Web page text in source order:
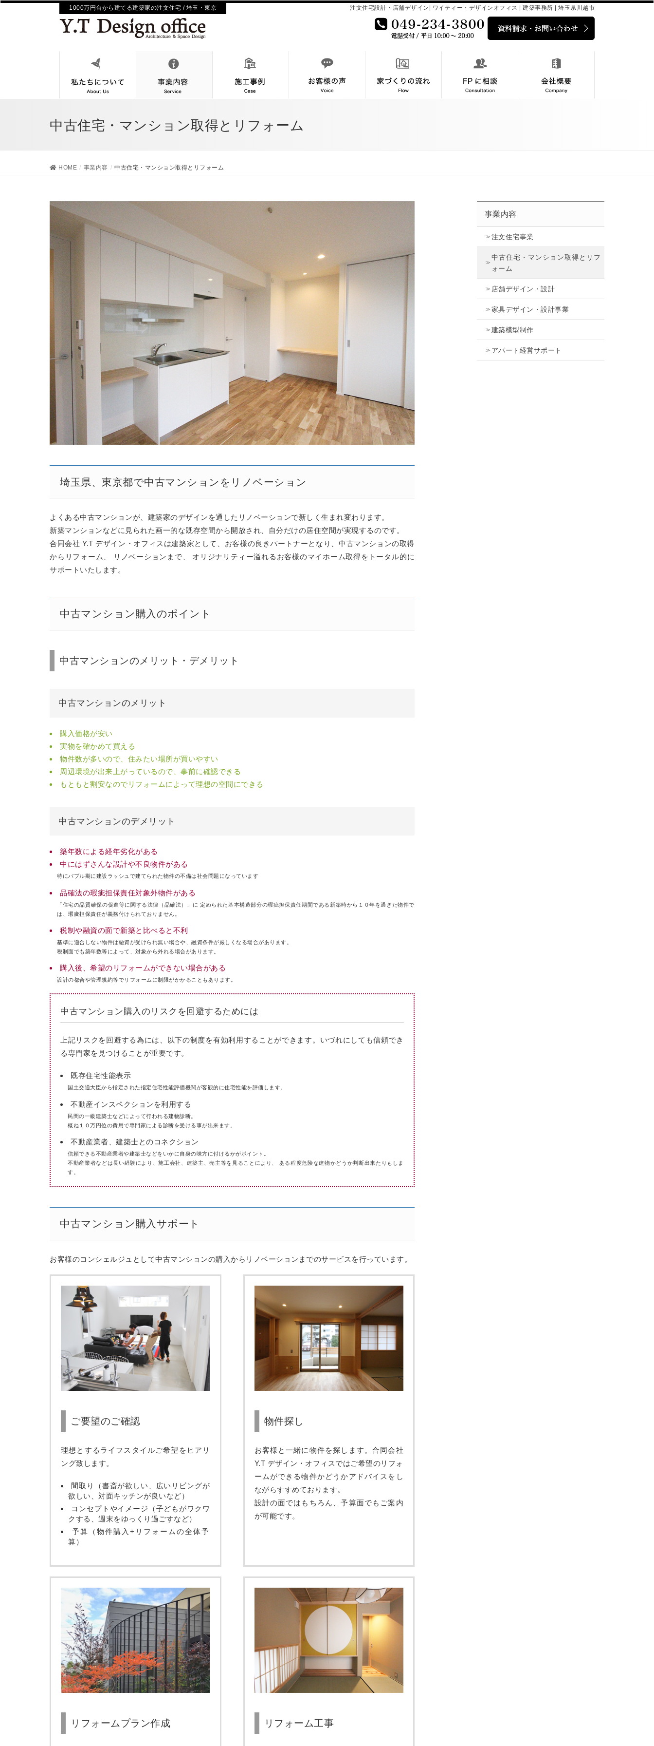
1000万円台から建てる建築家の注文住宅 / 埼玉・東京 注文住宅設計・店舗デザイン| ワイティー・デザインオフィス | 建築事務所 | 埼玉県川越市
中古住宅・マンション取得とリフォーム
HOME 事業内容 中古住宅・マンション取得とリフォーム
埼玉県、東京都で中古マンションをリノベーション
よくある中古マンションが、建築家のデザインを通したリノベーションで新しく生まれ変わります。
新築マンションなどに見られた画一的な既存空間から開放され、自分だけの居住空間が実現するのです。
合同会社 Y.T デザイン・オフィスは建築家として、お客様の良きパートナーとなり、中古マンションの取得
からリフォーム、 リノベーションまで、 オリジナリティー溢れるお客様のマイホーム取得をトータル的に
サポートいたします。
中古マンション購入のポイント
中古マンションのメリット・デメリット
中古マンションのメリット
購入価格が安い
実物を確かめて買える
物件数が多いので、住みたい場所が買いやすい
周辺環境が出来上がっているので、事前に確認できる
もともと割安なのでリフォームによって理想の空間にできる
中古マンションのデメリット
築年数による経年劣化がある
中にはずさんな設計や不良物件がある
特にバブル期に建設ラッシュで建てられた物件の不備は社会問題になっています
品確法の瑕疵担保責任対象外物件がある
「住宅の品質確保の促進等に関する法律（品確法）」に 定められた基本構造部分の瑕疵担保責任期間である新築時から１０年を過ぎた物件で
は、瑕疵担保責任が義務付けられておりません。
税制や融資の面で新築と比べると不利
基準に適合しない物件は融資が受けられ無い場合や、融資条件が厳しくなる場合があります。
税制面でも築年数等によって、対象から外れる場合があります。
購入後、希望のリフォームができない場合がある
設計の都合や管理規約等でリフォームに制限がかかることもあります。
中古マンション購入のリスクを回避するためには
上記リスクを回避する為には、以下の制度を有効利用することができます。いづれにしても信頼でき
る専門家を見つけることが重要です。
既存住宅性能表示
国土交通大臣から指定された指定住宅性能評価機関が客観的に住宅性能を評価します。
不動産インスペクションを利用する
民間の一級建築士などによって行われる建物診断。
概ね１０万円位の費用で専門家による診断を受ける事が出来ます。
不動産業者、建築士とのコネクション
信頼できる不動産業者や建築士などをいかに自身の味方に付けるかがポイント。
不動産業者などは長い経験により、施工会社、建築主、売主等を見ることにより、 ある程度危険な建物かどうか判断出来たりもしま
す。
中古マンション購入サポート
お客様のコンシェルジュとして中古マンションの購入からリノベーションまでのサービスを行っています。
ご要望のご確認
理想とするライフスタイルご希望をヒアリ
ング致します。
間取り（書斎が欲しい、広いリビングが
欲しい、対面キッチンが良いなど）
コンセプトやイメージ（子どもがワクワ
クする、週末をゆっくり過ごすなど）
予算（物件購入+リフォームの全体予
算）
物件探し
お客様と一緒に物件を探します。合同会社
Y.T デザイン・オフィスではご希望のリフォ
ームができる物件かどうかアドバイスをし
ながらすすめております。
設計の面ではもちろん、予算面でもご案内
が可能です。
リフォームプラン作成 リフォーム工事
事業内容
注文住宅事業
中古住宅・マンション取得とリフ
ォーム
店舗デザイン・設計
家具デザイン・設計事業
建築模型制作
アパート経営サポート